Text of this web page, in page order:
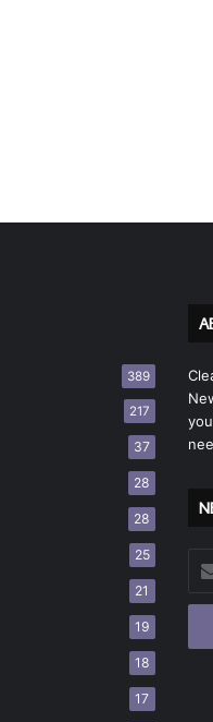
389
217
37
28
28
25
21
19
18
17
tu